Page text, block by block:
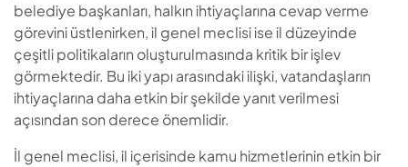
belediye başkanları, halkın ihtiyaçlarına cevap verme
görevini üstlenirken, il genel meclisi ise il düzeyinde
çeşitli politikaların oluşturulmasında kritik bir işlev
görmektedir. Bu iki yapı arasındaki ilişki, vatandaşların
ihtiyaçlarına daha etkin bir şekilde yanıt verilmesi
açısından son derece önemlidir.
İl genel meclisi, il içerisinde kamu hizmetlerinin etkin bir